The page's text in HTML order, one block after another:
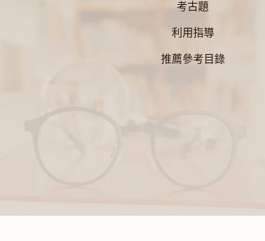
考古題
利用指導
推薦參考目錄